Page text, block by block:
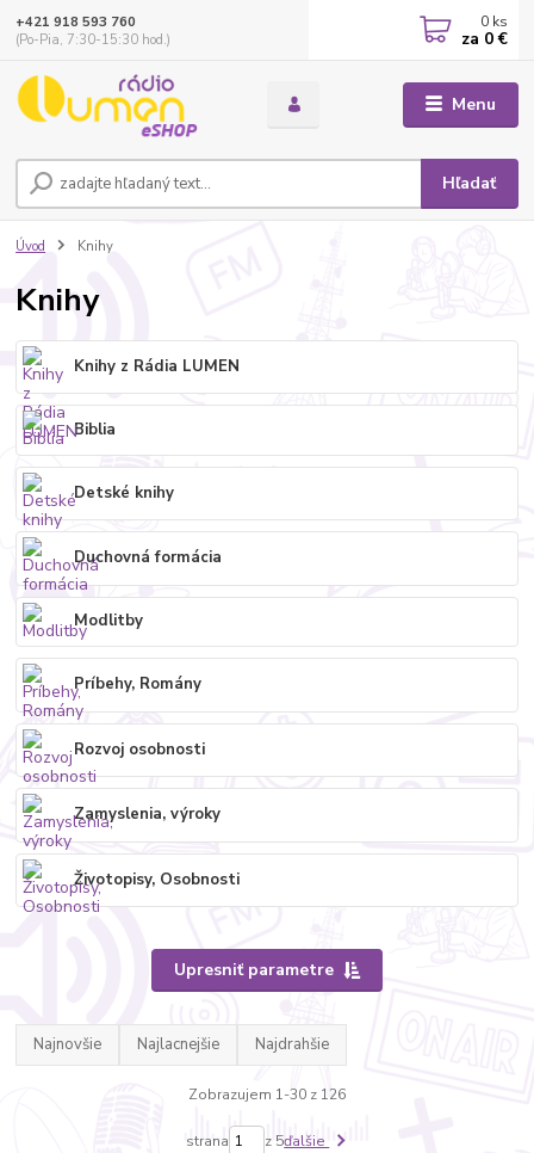
Menu
Hľadať
+421 918 593 760
(Po-Pia, 7:30-15:30 hod.)
0 ks
za 0 €
Úvod Knihy
Knihy
Knihy z Rádia LUMEN
Biblia
Detské knihy
Duchovná formácia
Modlitby
Príbehy, Romány
Rozvoj osobnosti
Zamyslenia, výroky
Životopisy, Osobnosti
Upresniť parametre
Najnovšie Najlacnejšie Najdrahšie
Zobrazujem 1-30 z 126
strana z 5ďalšie